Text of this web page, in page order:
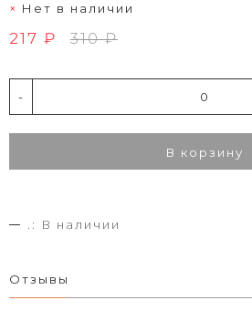
Нет в наличии
217 ₽ 310 ₽
-
В корзину
.: В наличии
Отзывы